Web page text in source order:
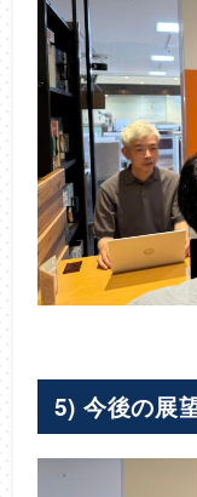
5) 今後の展